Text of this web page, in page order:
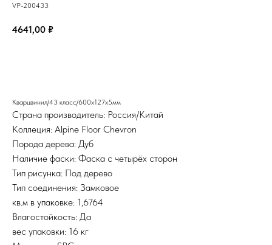
VP-200433
4641,00 ₽
Кварцвинил/43 класс/600х127х5мм
Страна производитель: Россия/Китай
Коллеция: Alpine Floor Chevron
Порода дерева: Дуб
Наличие фаски: Фаска с четырёх сторон
Тип рисунка: Под дерево
Тип соединения: Замковое
кв.м в упаковке: 1,6764
Влагостойкость: Да
вес упаковки: 16 кг